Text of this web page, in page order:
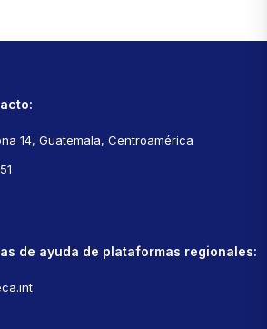
14, Guatemala, Centroamérica
de ayuda de plataformas regionales: